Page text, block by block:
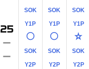
25
－
－
SOK
Y1P
○
SOK
Y2P
SOK
Y1P
○
SOK
Y2P
SOK
Y1P
☆
SOK
Y2P